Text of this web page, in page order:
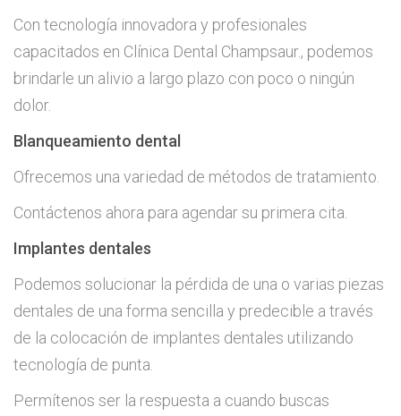
Con tecnología innovadora y profesionales
capacitados en Clínica Dental Champsaur., podemos
brindarle un alivio a largo plazo con poco o ningún
dolor.
Blanqueamiento dental
Ofrecemos una variedad de métodos de tratamiento.
Contáctenos ahora para agendar su primera cita.
Implantes dentales
Podemos solucionar la pérdida de una o varias piezas
dentales de una forma sencilla y predecible a través
de la colocación de implantes dentales utilizando
tecnología de punta.
Permítenos ser la respuesta a cuando buscas